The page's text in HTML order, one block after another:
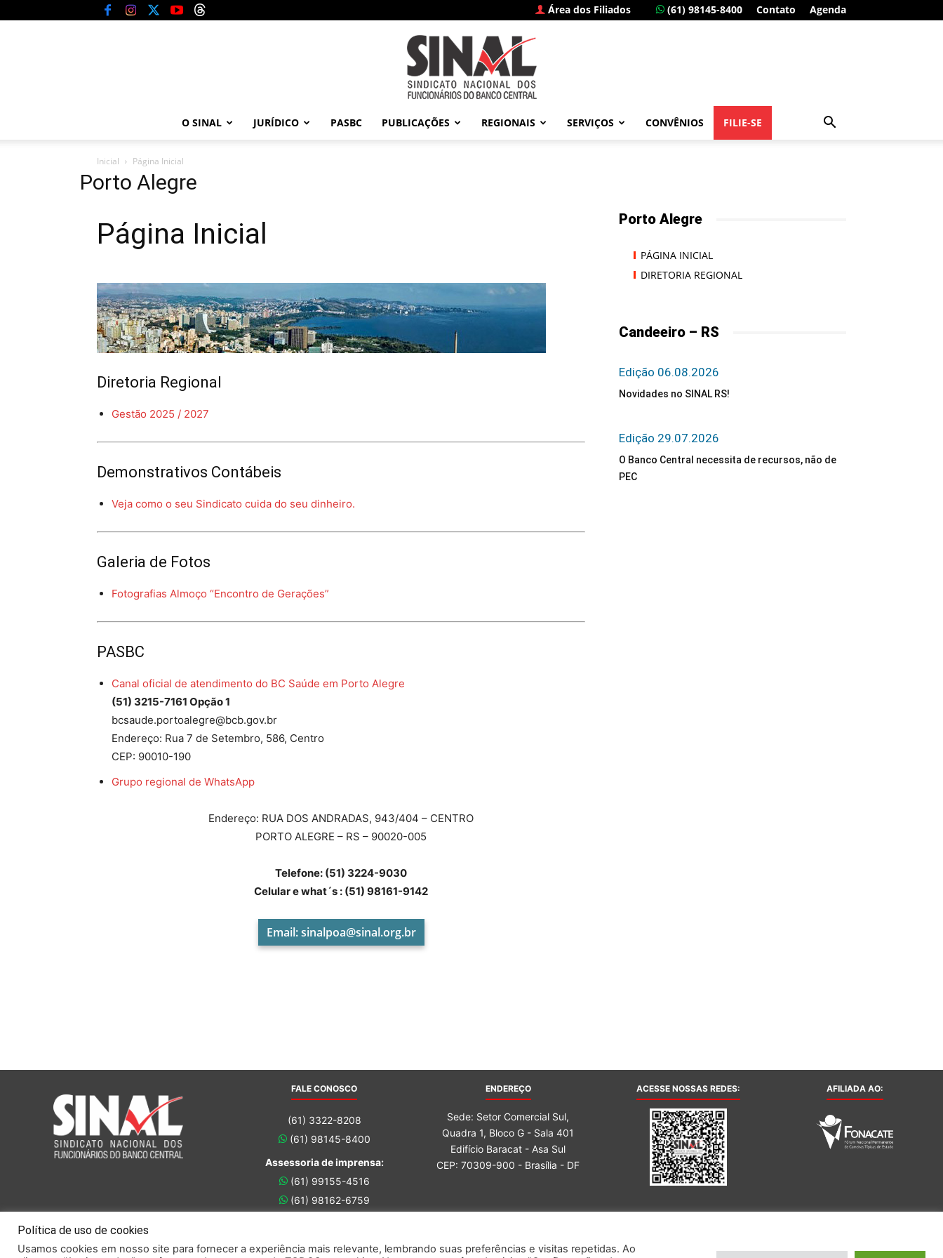
Área dos Filiados (61) 98145-8400 Contato Agenda
O SINAL JURÍDICO PASBC PUBLICAÇÕES REGIONAIS SERVIÇOS CONVÊNIOS FILIE-SE
Inicial Página Inicial
Porto Alegre
Página Inicial
Diretoria Regional
Gestão 2025 / 2027
Demonstrativos Contábeis
Veja como o seu Sindicato cuida do seu dinheiro.
Galeria de Fotos
Fotografias Almoço “Encontro de Gerações”
PASBC
Canal oficial de atendimento do BC Saúde em Porto Alegre
(51) 3215-7161 Opção 1
bcsaude.portoalegre@bcb.gov.br
Endereço: Rua 7 de Setembro, 586, Centro
CEP: 90010-190
Grupo regional de WhatsApp
Endereço: RUA DOS ANDRADAS, 943/404 – CENTRO
PORTO ALEGRE – RS – 90020-005
Telefone: (51) 3224-9030
Celular e what´s : (51) 98161-9142
Email:sinalpoa@sinal.org.br
Porto Alegre
PÁGINA INICIAL
DIRETORIA REGIONAL
Candeeiro – RS
Edição 06.08.2026
Novidades no SINAL RS!
Edição 29.07.2026
O Banco Central necessita de recursos, não de
PEC
FALE CONOSCO
(61) 3322-8208
(61) 98145-8400
Assessoria de imprensa:
(61) 99155-4516
(61) 98162-6759
ENDEREÇO
Sede: Setor Comercial Sul,
Quadra 1, Bloco G - Sala 401
Edifício Baracat - Asa Sul
CEP: 70309-900 - Brasília - DF
ACESSE NOSSAS REDES: AFILIADA AO:
Este portal obedece às prescrições da Lei Geral de Proteção de Dados. 2026 SINAL – Sindicato Nacional dos Funcionários do Banco Central. Todos os direitos reservados.
Política de uso de cookies
Usamos cookies em nosso site para fornecer a experiência mais relevante, lembrando suas preferências e visitas repetidas. Ao